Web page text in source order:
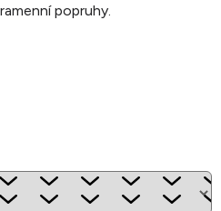
popruhy.